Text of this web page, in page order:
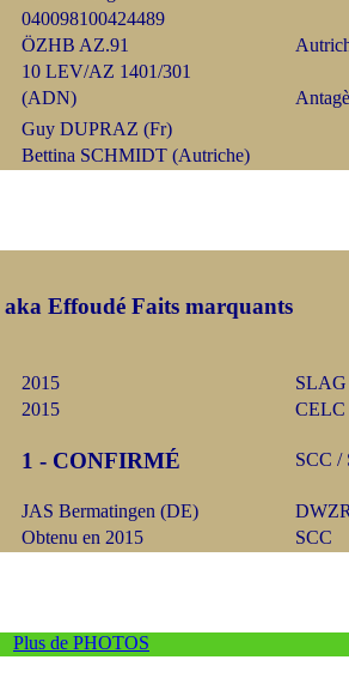
040098100424489
ÖZHB AZ.91
10 LEV/AZ 1401/301
(ADN)
Guy DUPRAZ (Fr)
Bettina SCHMIDT (Autriche)
Effoudé Faits marquants
2015
SLAG
2015 CELC
1 - CONFIRMÉ SCC /
JAS Bermatingen (DE)
Obtenu en 2015 SCC
Plus de PHOTOS